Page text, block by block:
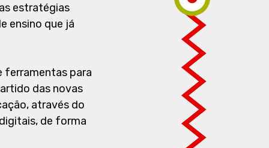
estratégias
ensino que já
ferramentas para
das novas
através do
de forma